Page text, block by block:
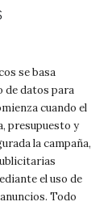
se basa
de datos para
cuando el
presupuesto y
la campaña,
el uso de
Todo